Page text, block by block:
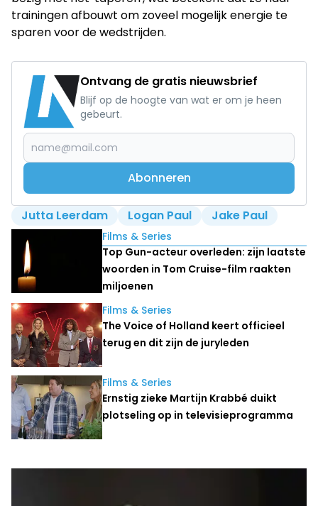
trainingen afbouwt om zoveel mogelijk energie te
sparen voor de wedstrijden.
Ontvang de gratis nieuwsbrief
Blijf op de hoogte van wat er om je heen
gebeurt.
Abonneren
Jutta Leerdam Logan Paul Jake Paul
Lees ook
Films & Series
Top Gun-acteur overleden: zijn laatste
woorden in Tom Cruise-film raakten
miljoenen
Films & Series
The Voice of Holland keert officieel
terug en dit zijn de juryleden
Films & Series
Ernstig zieke Martijn Krabbé duikt
plotseling op in televisieprogramma
Laatste nieuws